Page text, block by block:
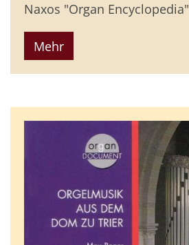
Naxos "Organ Encyclopedia"
Mehr